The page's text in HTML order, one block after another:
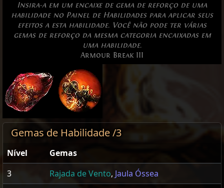
Insira-a em um encaixe de gema de reforço de uma
habilidade no Painel de Habilidades para aplicar seus
efeitos a esta habilidade. Você não pode ter várias
gemas de reforço da mesma categoria encaixadas em
uma habilidade.
Armour Break III
Gemas de Habilidade /3
Nível
Gemas
3
Rajada de Vento, Jaula Óssea